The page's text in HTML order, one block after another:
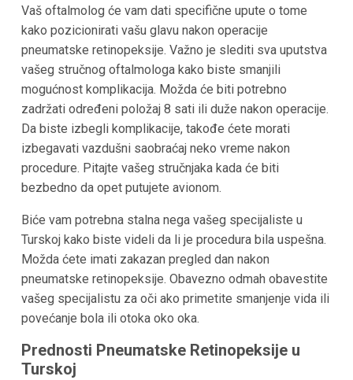
Vaš oftalmolog će vam dati specifične upute o tome
kako pozicionirati vašu glavu nakon operacije
pneumatske retinopeksije. Važno je slediti sva uputstva
vašeg stručnog oftalmologa kako biste smanjili
mogućnost komplikacija. Možda će biti potrebno
zadržati određeni položaj 8 sati ili duže nakon operacije.
Da biste izbegli komplikacije, takođe ćete morati
izbegavati vazdušni saobraćaj neko vreme nakon
procedure. Pitajte vašeg stručnjaka kada će biti
bezbedno da opet putujete avionom.
Biće vam potrebna stalna nega vašeg specijaliste u
Turskoj kako biste videli da li je procedura bila uspešna.
Možda ćete imati zakazan pregled dan nakon
pneumatske retinopeksije. Obavezno odmah obavestite
vašeg specijalistu za oči ako primetite smanjenje vida ili
povećanje bola ili otoka oko oka.
Prednosti Pneumatske Retinopeksije u
Turskoj